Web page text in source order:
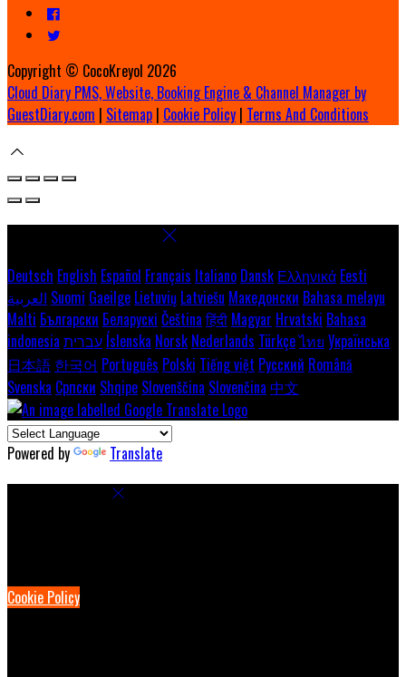
Copyright © CocoKreyol 2026
Cloud Diary PMS, Website, Booking Engine & Channel Manager by
GuestDiary.com | Sitemap | Cookie Policy | Terms And Conditions
Deutsch English Español Français Italiano Dansk Ελληνικά Eesti
العربية Suomi Gaeilge Lietuvių Latviešu Македонски Bahasa melayu
Malti Български Беларускі Čeština हिंदी Magyar Hrvatski Bahasa
indonesia עברית Íslenska Norsk Nederlands Türkçeไทย Українська
日本語 한국어 Português Polski Tiếng việt Русский Română
Svenska Српски Shqipe Slovenščina Slovenčina 中文
Powered by Translate
Cookie Policy